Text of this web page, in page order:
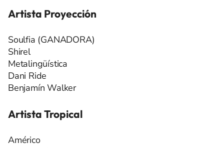
Artista Proyección
Soulfia (GANADORA)
Shirel
Metalingüística
Dani Ride
Benjamín Walker
Artista Tropical
Américo